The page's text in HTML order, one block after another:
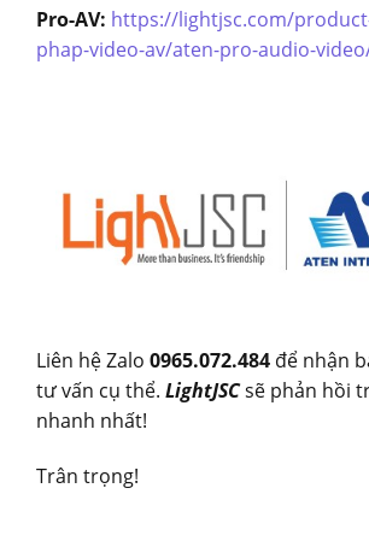
Pro-AV: https://lightjsc.com/
phap-video-av/aten-pro-audio-
Liên hệ Zalo 0965.072.484 để nhận
tư vấn cụ thể. LightJSCsẽ phản hồi
nhanh nhất!
Trân trọng!